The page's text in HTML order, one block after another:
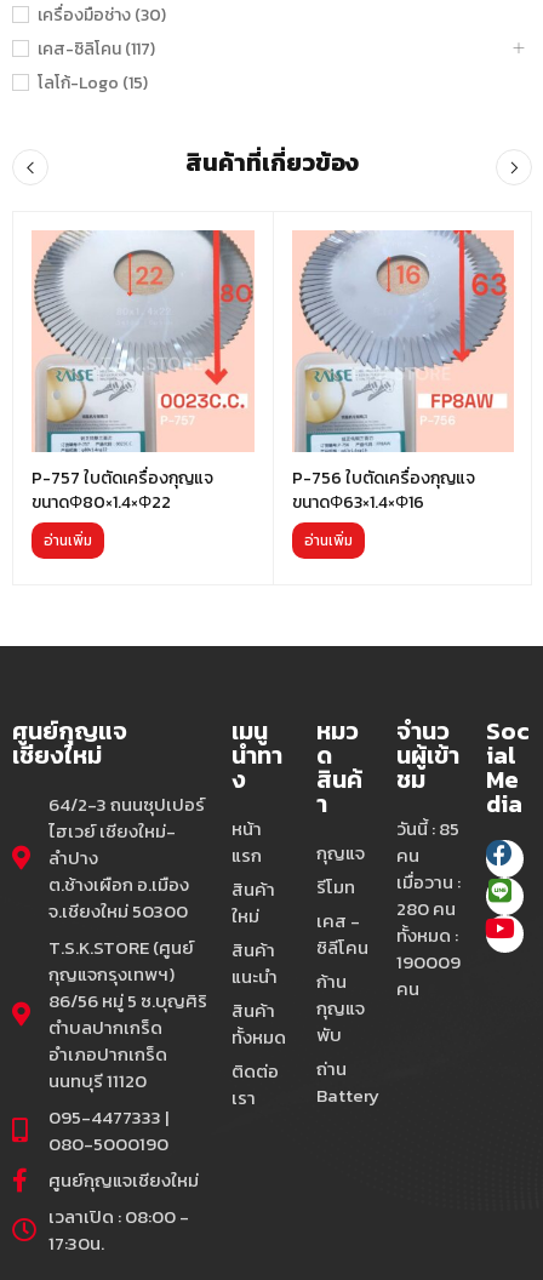
เครื่องมือช่าง (30)
เคส-ซิลิโคน (117)
โลโก้-Logo (15)
สินค้าที่เกี่ยวข้อง
P-757 ใบตัดเครื่องกุญแจ
ขนาดΦ80×1.4×Φ22
อ่านเพิ่ม
P-756 ใบตัดเครื่องกุญแจ
ขนาดΦ63×1.4×Φ16
อ่านเพิ่ม
ศูนย์กุญแจ
เชียงใหม่
64/2-3 ถนนซุปเปอร์
ไฮเวย์ เชียงใหม่-
ลำปาง
ต.ช้างเผือก อ.เมือง
จ.เชียงใหม่ 50300
T.S.K.STORE (ศูนย์
กุญแจกรุงเทพฯ)
86/56 หมู่ 5 ซ.บุญศิริ
ตำบลปากเกร็ด
อำเภอปากเกร็ด
นนทบุรี 11120
095-4477333 |
080-5000190
ศูนย์กุญแจเชียงใหม่
เวลาเปิด : 08:00 -
17:30น.
เมนู
นำทา
ง
หน้า
แรก
สินค้า
ใหม่
สินค้า
แนะนำ
สินค้า
ทั้งหมด
ติดต่อ
เรา
หมว
ด
สินค้
า
กุญแจ
รีโมท
เคส -
ซิลีโคน
ก้าน
กุญแจ
พับ
ถ่าน
Battery
จำนว
นผู้เข้า
ชม
วันนี้ : 85
คน
เมื่อวาน :
280 คน
ทั้งหมด :
190009
คน
Soc
ial
Me
dia